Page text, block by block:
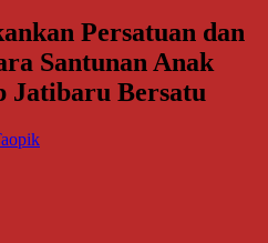
Persatuan dan
Santunan Anak
Jatibaru Bersatu